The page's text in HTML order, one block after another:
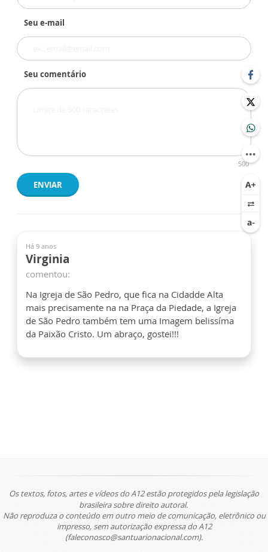
Seu e-mail
Seu comentário
500
ENVIAR
Há 9 anos
Virginia
comentou:
Na Igreja de São Pedro, que fica na Cidadde Alta
mais precisamente na na Praça da Piedade, a Igreja
de São Pedro também tem uma Imagem belissíma
da Paixão Cristo. Um abraço, gostei!!!
Os textos, fotos, artes e vídeos do A12 estão protegidos pela legislação
brasileira sobre direito autoral.
Não reproduza o conteúdo em outro meio de comunicação, eletrônico ou
impresso, sem autorização expressa do A12
(faleconosco@santuarionacional.com).